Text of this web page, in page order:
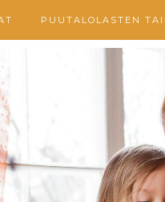
PUUTALOLASTEN